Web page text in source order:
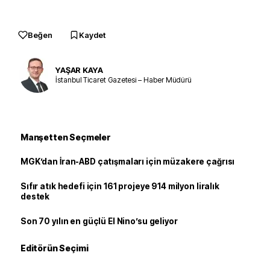
Beğen Kaydet
YAŞAR KAYA
İstanbul Ticaret Gazetesi – Haber Müdürü
Manşetten Seçmeler
MGK’dan İran-ABD çatışmaları için müzakere çağrısı
Sıfır atık hedefi için 161 projeye 914 milyon liralık
destek
Son 70 yılın en güçlü El Nino’su geliyor
Editörün Seçimi